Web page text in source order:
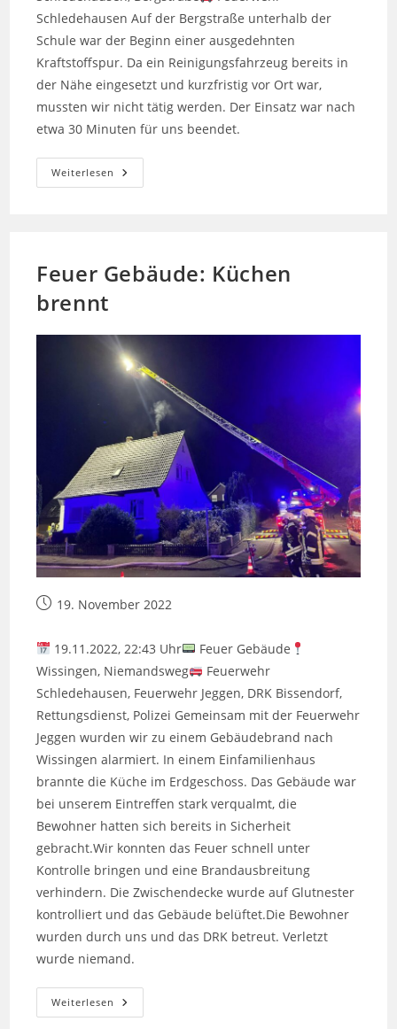
Schledehausen Auf der Bergstraße unterhalb der
Schule war der Beginn einer ausgedehnten
Kraftstoffspur. Da ein Reinigungsfahrzeug bereits in
der Nähe eingesetzt und kurzfristig vor Ort war,
mussten wir nicht tätig werden. Der Einsatz war nach
etwa 30 Minuten für uns beendet.
Weiterlesen Technische
Hilfe:
Feuer Gebäude: Küchen
brennt
Beitrag19. November 2022
19.11.2022, 22:43 Uhr
Feuer Gebäude
Wissingen, Niemandsweg
Feuerwehr
Schledehausen, Feuerwehr Jeggen, DRK Bissendorf,
Rettungsdienst, Polizei Gemeinsam mit der Feuerwehr
Jeggen wurden wir zu einem Gebäudebrand nach
Wissingen alarmiert. In einem Einfamilienhaus
brannte die Küche im Erdgeschoss. Das Gebäude war
bei unserem Eintreffen stark verqualmt, die
Bewohner hatten sich bereits in Sicherheit
gebracht.Wir konnten das Feuer schnell unter
Kontrolle bringen und eine Brandausbreitung
verhindern. Die Zwischendecke wurde auf Glutnester
kontrolliert und das Gebäude belüftet.Die Bewohner
wurden durch uns und das DRK betreut. Verletzt
wurde niemand.
Weiterlesen Feuer
Gebäude: